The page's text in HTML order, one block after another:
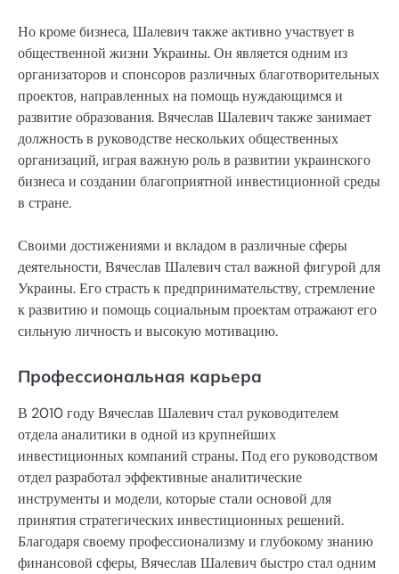
Но кроме бизнеса, Шалевич также активно участвует в
общественной жизни Украины. Он является одним из
организаторов и спонсоров различных благотворительных
проектов, направленных на помощь нуждающимся и
развитие образования. Вячеслав Шалевич также занимает
должность в руководстве нескольких общественных
организаций, играя важную роль в развитии украинского
бизнеса и создании благоприятной инвестиционной среды
в стране.
Своими достижениями и вкладом в различные сферы
деятельности, Вячеслав Шалевич стал важной фигурой для
Украины. Его страсть к предпринимательству, стремление
к развитию и помощь социальным проектам отражают его
сильную личность и высокую мотивацию.
Профессиональная карьера
В 2010 году Вячеслав Шалевич стал руководителем
отдела аналитики в одной из крупнейших
инвестиционных компаний страны. Под его руководством
отдел разработал эффективные аналитические
инструменты и модели, которые стали основой для
принятия стратегических инвестиционных решений.
Благодаря своему профессионализму и глубокому знанию
финансовой сферы, Вячеслав Шалевич быстро стал одним